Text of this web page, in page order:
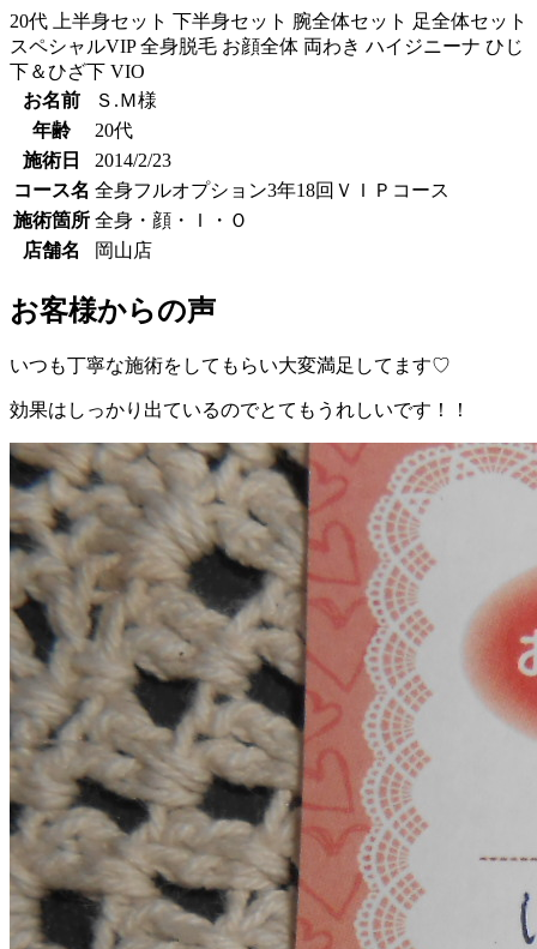
20代 上半身セット 下半身セット 腕全体セット 足全体セット
スペシャルVIP 全身脱毛 お顔全体 両わき ハイジニーナ ひじ
下＆ひざ下 VIO
お名前
Ｓ.Ｍ様
年齢
20代
施術日
2014/2/23
コース名 全身フルオプション3年18回ＶＩＰコース
施術箇所 全身・顔・Ｉ・Ｏ
店舗名
岡山店
お客様からの声
いつも丁寧な施術をしてもらい大変満足してます♡
効果はしっかり出ているのでとてもうれしいです！！